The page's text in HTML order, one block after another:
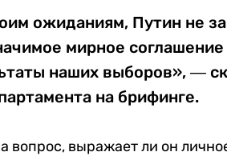
ожиданиям, Путин не
мирное
наших выборов», ―
на брифинге.
вопрос, выражает ли он